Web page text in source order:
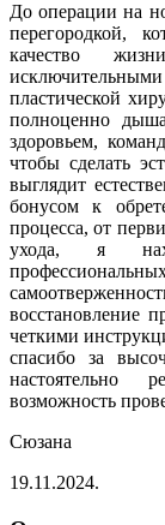
До операции на
перегородкой,
качество
пластической
полноценно
здоровьем,
чтобы сделать
выглядит
бонусом к
процесса, от
ухода, я
восстановление
четкими
спасибо за
настоятельно
возможность
Сюзана
19.11.2024.